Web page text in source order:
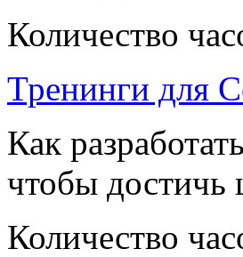
Количество
Тренинги для
Как
чтобы достичь
Количество